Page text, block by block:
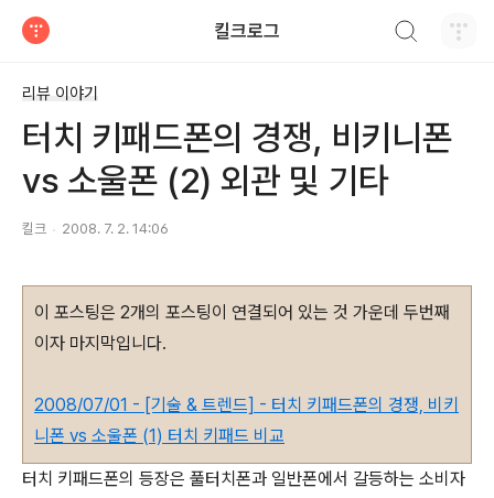
킬크로그
리뷰 이야기
터치 키패드폰의 경쟁, 비키니폰
vs 소울폰 (2) 외관 및 기타
킬크 2008. 7. 2. 14:06
이 포스팅은 2개의 포스팅이 연결되어 있는 것 가운데 두번째
이자 마지막입니다.
2008/07/01 - [기술 & 트렌드] - 터치 키패드폰의 경쟁, 비키
니폰 vs 소울폰 (1) 터치 키패드 비교
터치 키패드폰의 등장은 풀터치폰과 일반폰에서 갈등하는 소비자